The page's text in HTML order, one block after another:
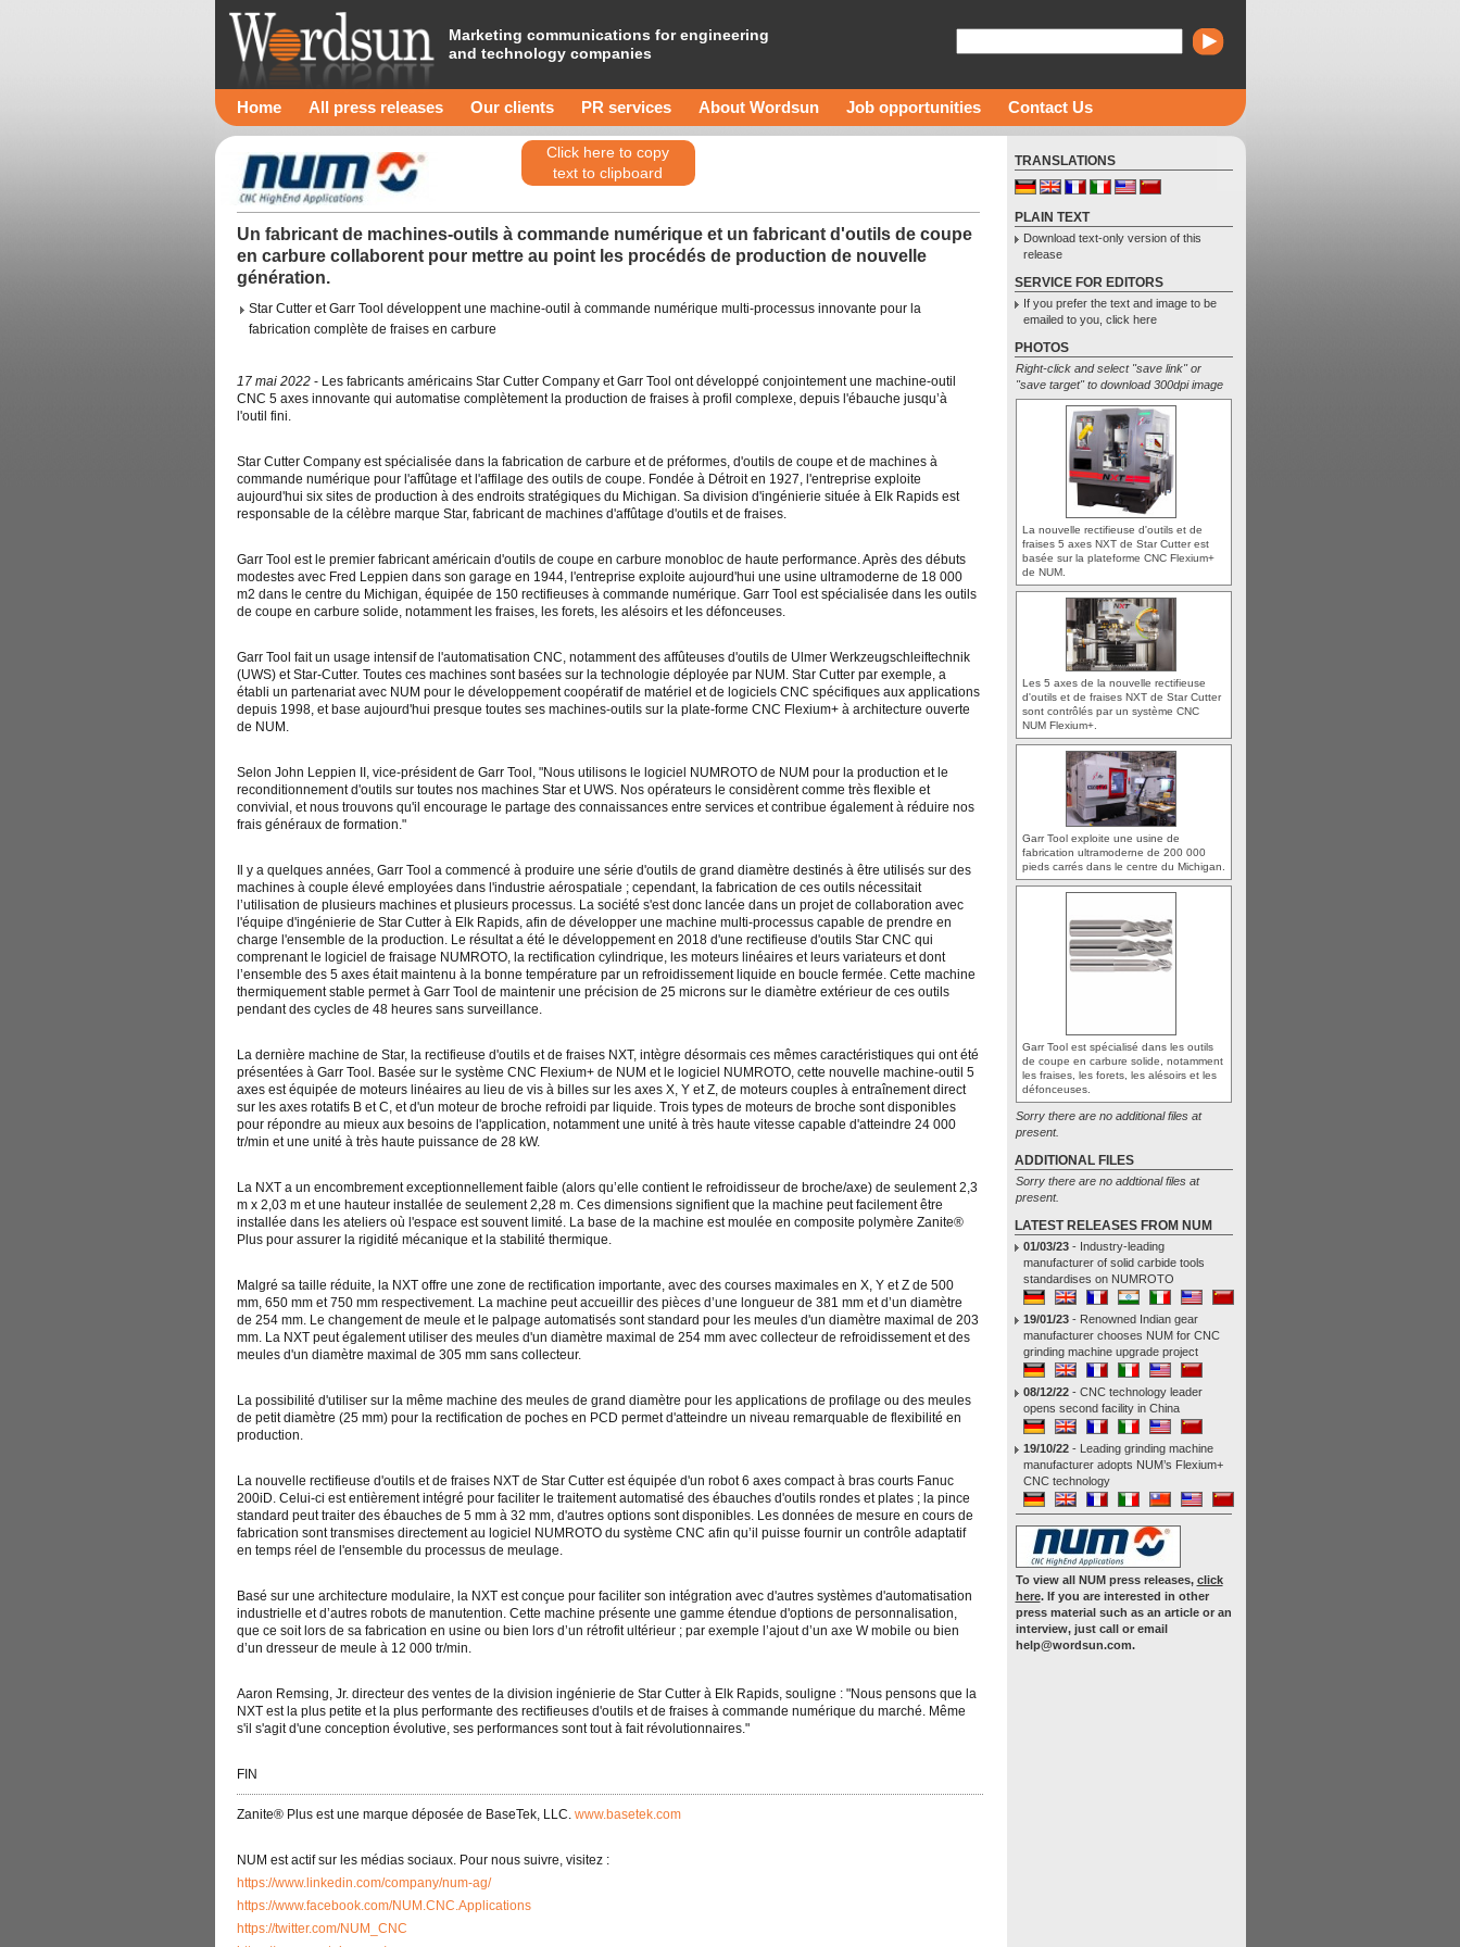
Marketing communications for engineering
and technology companies
Home All press releases Our clients PR services About Wordsun Job opportunities Contact Us
Click here to copy
text to clipboard
Un fabricant de machines-outils à commande numérique et un fabricant d'outils de coupe
en carbure collaborent pour mettre au point les procédés de production de nouvelle
génération.
Star Cutter et Garr Tool développent une machine-outil à commande numérique multi-processus innovante pour la
fabrication complète de fraises en carbure
17 mai 2022- Les fabricants américains Star Cutter Company et Garr Tool ont développé conjointement une machine-outil
CNC 5 axes innovante qui automatise complètement la production de fraises à profil complexe, depuis l'ébauche jusqu’à
l'outil fini.
Star Cutter Company est spécialisée dans la fabrication de carbure et de préformes, d'outils de coupe et de machines à
commande numérique pour l'affûtage et l'affilage des outils de coupe. Fondée à Détroit en 1927, l'entreprise exploite
aujourd'hui six sites de production à des endroits stratégiques du Michigan. Sa division d'ingénierie située à Elk Rapids est
responsable de la célèbre marque Star, fabricant de machines d'affûtage d'outils et de fraises.
Garr Tool est le premier fabricant américain d'outils de coupe en carbure monobloc de haute performance. Après des débuts
modestes avec Fred Leppien dans son garage en 1944, l'entreprise exploite aujourd'hui une usine ultramoderne de 18 000
m2 dans le centre du Michigan, équipée de 150 rectifieuses à commande numérique. Garr Tool est spécialisée dans les outils
de coupe en carbure solide, notamment les fraises, les forets, les alésoirs et les défonceuses.
Garr Tool fait un usage intensif de l'automatisation CNC, notamment des affûteuses d'outils de Ulmer Werkzeugschleiftechnik
(UWS) et Star-Cutter. Toutes ces machines sont basées sur la technologie déployée par NUM. Star Cutter par exemple, a
établi un partenariat avec NUM pour le développement coopératif de matériel et de logiciels CNC spécifiques aux applications
depuis 1998, et base aujourd'hui presque toutes ses machines-outils sur la plate-forme CNC Flexium+ à architecture ouverte
de NUM.
Selon John Leppien II, vice-président de Garr Tool, "Nous utilisons le logiciel NUMROTO de NUM pour la production et le
reconditionnement d'outils sur toutes nos machines Star et UWS. Nos opérateurs le considèrent comme très flexible et
convivial, et nous trouvons qu'il encourage le partage des connaissances entre services et contribue également à réduire nos
frais généraux de formation."
Il y a quelques années, Garr Tool a commencé à produire une série d'outils de grand diamètre destinés à être utilisés sur des
machines à couple élevé employées dans l'industrie aérospatiale ; cependant, la fabrication de ces outils nécessitait
l’utilisation de plusieurs machines et plusieurs processus. La société s'est donc lancée dans un projet de collaboration avec
l'équipe d'ingénierie de Star Cutter à Elk Rapids, afin de développer une machine multi-processus capable de prendre en
charge l'ensemble de la production. Le résultat a été le développement en 2018 d'une rectifieuse d'outils Star CNC qui
comprenant le logiciel de fraisage NUMROTO, la rectification cylindrique, les moteurs linéaires et leurs variateurs et dont
l’ensemble des 5 axes était maintenu à la bonne température par un refroidissement liquide en boucle fermée. Cette machine
thermiquement stable permet à Garr Tool de maintenir une précision de 25 microns sur le diamètre extérieur de ces outils
pendant des cycles de 48 heures sans surveillance.
La dernière machine de Star, la rectifieuse d'outils et de fraises NXT, intègre désormais ces mêmes caractéristiques qui ont été
présentées à Garr Tool. Basée sur le système CNC Flexium+ de NUM et le logiciel NUMROTO, cette nouvelle machine-outil 5
axes est équipée de moteurs linéaires au lieu de vis à billes sur les axes X, Y et Z, de moteurs couples à entraînement direct
sur les axes rotatifs B et C, et d'un moteur de broche refroidi par liquide. Trois types de moteurs de broche sont disponibles
pour répondre au mieux aux besoins de l'application, notamment une unité à très haute vitesse capable d'atteindre 24 000
tr/min et une unité à très haute puissance de 28 kW.
La NXT a un encombrement exceptionnellement faible (alors qu’elle contient le refroidisseur de broche/axe) de seulement 2,3
m x 2,03 m et une hauteur installée de seulement 2,28 m. Ces dimensions signifient que la machine peut facilement être
installée dans les ateliers où l'espace est souvent limité. La base de la machine est moulée en composite polymère Zanite®
Plus pour assurer la rigidité mécanique et la stabilité thermique.
Malgré sa taille réduite, la NXT offre une zone de rectification importante, avec des courses maximales en X, Y et Z de 500
mm, 650 mm et 750 mm respectivement. La machine peut accueillir des pièces d’une longueur de 381 mm et d’un diamètre
de 254 mm. Le changement de meule et le palpage automatisés sont standard pour les meules d'un diamètre maximal de 203
mm. La NXT peut également utiliser des meules d'un diamètre maximal de 254 mm avec collecteur de refroidissement et des
meules d'un diamètre maximal de 305 mm sans collecteur.
La possibilité d'utiliser sur la même machine des meules de grand diamètre pour les applications de profilage ou des meules
de petit diamètre (25 mm) pour la rectification de poches en PCD permet d'atteindre un niveau remarquable de flexibilité en
production.
La nouvelle rectifieuse d'outils et de fraises NXT de Star Cutter est équipée d'un robot 6 axes compact à bras courts Fanuc
200iD. Celui-ci est entièrement intégré pour faciliter le traitement automatisé des ébauches d'outils rondes et plates ; la pince
standard peut traiter des ébauches de 5 mm à 32 mm, d'autres options sont disponibles. Les données de mesure en cours de
fabrication sont transmises directement au logiciel NUMROTO du système CNC afin qu’il puisse fournir un contrôle adaptatif
en temps réel de l'ensemble du processus de meulage.
Basé sur une architecture modulaire, la NXT est conçue pour faciliter son intégration avec d'autres systèmes d'automatisation
industrielle et d’autres robots de manutention. Cette machine présente une gamme étendue d'options de personnalisation,
que ce soit lors de sa fabrication en usine ou bien lors d’un rétrofit ultérieur ; par exemple l’ajout d’un axe W mobile ou bien
d’un dresseur de meule à 12 000 tr/min.
Aaron Remsing, Jr. directeur des ventes de la division ingénierie de Star Cutter à Elk Rapids, souligne : "Nous pensons que la
NXT est la plus petite et la plus performante des rectifieuses d'outils et de fraises à commande numérique du marché. Même
s'il s'agit d'une conception évolutive, ses performances sont tout à fait révolutionnaires."
FIN
Zanite® Plus est une marque déposée de BaseTek, LLC. www.basetek.com
NUM est actif sur les médias sociaux. Pour nous suivre, visitez :
https://www.linkedin.com/company/num-ag/
https://www.facebook.com/NUM.CNC.Applications
https://twitter.com/NUM_CNC
TRANSLATIONS
PLAIN TEXT
Download text-only version of this
release
SERVICE FOR EDITORS
If you prefer the text and image to be
emailed to you, click here
PHOTOS
Right-click and select "save link" or
"save target" to download 300dpi image
La nouvelle rectifieuse d'outils et de
fraises 5 axes NXT de Star Cutter est
basée sur la plateforme CNC Flexium+
de NUM.
Les 5 axes de la nouvelle rectifieuse
d'outils et de fraises NXT de Star Cutter
sont contrôlés par un système CNC
NUM Flexium+.
Garr Tool exploite une usine de
fabrication ultramoderne de 200 000
pieds carrés dans le centre du Michigan.
Garr Tool est spécialisé dans les outils
de coupe en carbure solide, notamment
les fraises, les forets, les alésoirs et les
défonceuses.
Sorry there are no additional files at
present.
ADDITIONAL FILES
Sorry there are no addtional files at
present.
LATEST RELEASES FROM NUM
01/03/23- Industry-leading
manufacturer of solid carbide tools
standardises on NUMROTO
19/01/23- Renowned Indian gear
manufacturer chooses NUM for CNC
grinding machine upgrade project
08/12/22- CNC technology leader
opens second facility in China
19/10/22- Leading grinding machine
manufacturer adopts NUM’s Flexium+
CNC technology
To view all NUM press releases, click
here. If you are interested in other
press material such as an article or an
interview, just call or email
help@wordsun.com.